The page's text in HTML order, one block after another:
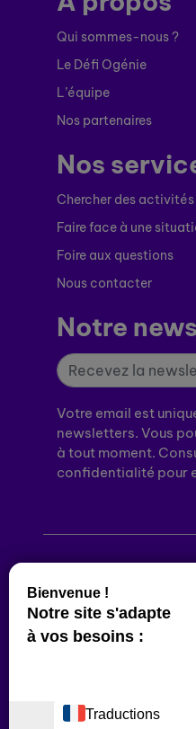
Qui sommes-nous ?
Le Défi Ogénie
L’équipe
Nos partenaires
Nos
Chercher des activités
Faire face à une
Foire aux questions
Nous contacter
Notre
Votre email est
newsletters. Vous
à tout moment.
confidentialité pour
Mentions légales
Conditions
Déclaration
Plateforme